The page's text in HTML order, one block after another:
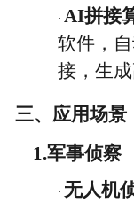
· AI拼接
软件，
接，生
三、应用场景
1.军事侦察
· 无人机